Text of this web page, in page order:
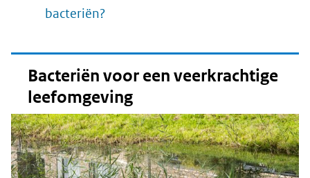
bacteriën?
Bacteriën voor een veerkrachtige
leefomgeving